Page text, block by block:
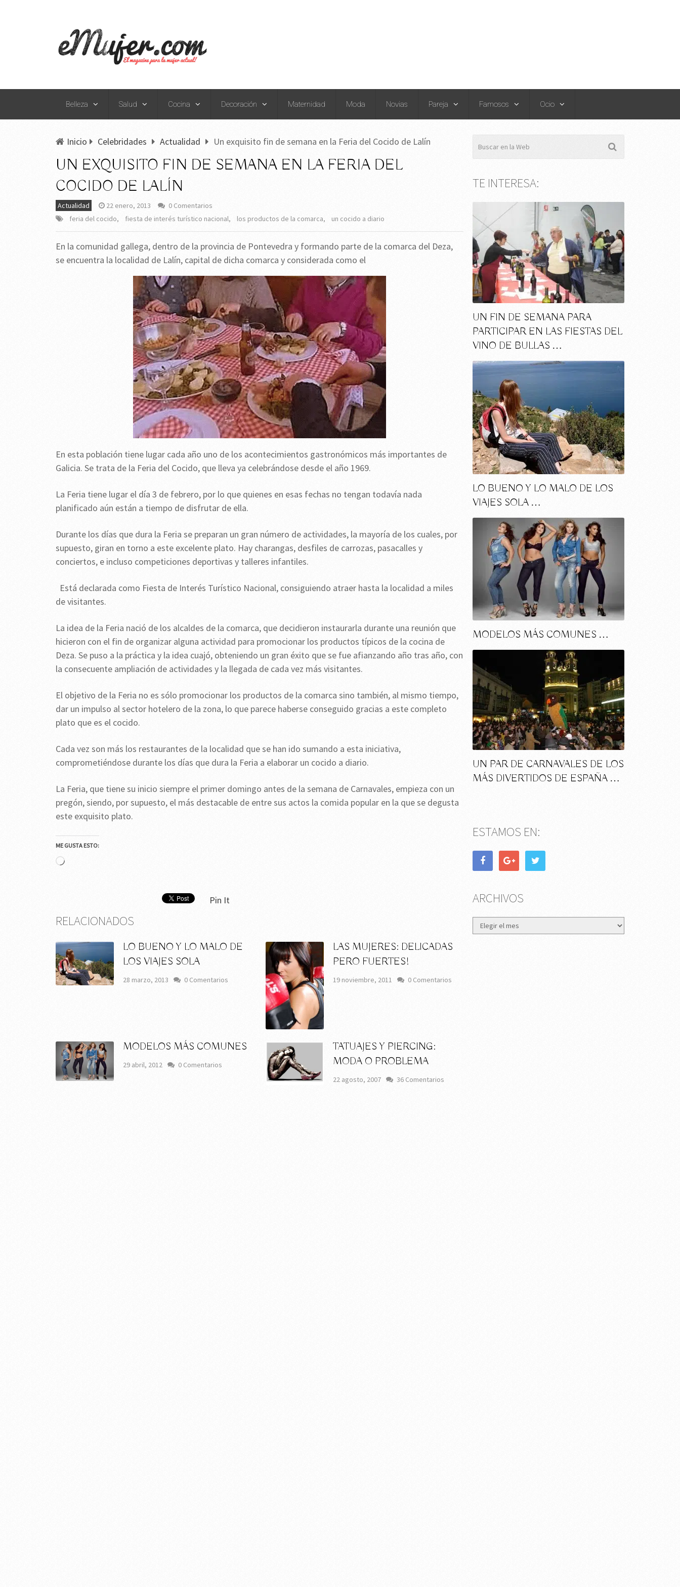
Belleza Salud Cocina Decoración Maternidad Moda Novias Pareja Famosos Ocio
Inicio Celebridades Actualidad Un exquisito fin de semana en la Feria del Cocido de Lalín
UN EXQUISITO FIN DE SEMANA EN LA FERIA DEL
COCIDO DE LALÍN
Actualidad 22 enero, 2013
0 Comentarios
feria del cocido, fiesta de interés turístico nacional, los productos de la comarca, un cocido a diario
En la comunidad gallega, dentro de la provincia de Pontevedra y formando parte de la comarca del Deza,
se encuentra la localidad de Lalín, capital de dicha comarca y considerada como el
En esta población tiene lugar cada año uno de los acontecimientos gastronómicos más importantes de
Galicia. Se trata de la Feria del Cocido, que lleva ya celebrándose desde el año 1969.
La Feria tiene lugar el día 3 de febrero, por lo que quienes en esas fechas no tengan todavía nada
planificado aún están a tiempo de disfrutar de ella.
Durante los días que dura la Feria se preparan un gran número de actividades, la mayoría de los cuales, por
supuesto, giran en torno a este excelente plato. Hay charangas, desfiles de carrozas, pasacalles y
conciertos, e incluso competiciones deportivas y talleres infantiles.
Está declarada como Fiesta de Interés Turístico Nacional, consiguiendo atraer hasta la localidad a miles
de visitantes.
La idea de la Feria nació de los alcaldes de la comarca, que decidieron instaurarla durante una reunión que
hicieron con el fin de organizar alguna actividad para promocionar los productos típicos de la cocina de
Deza. Se puso a la práctica y la idea cuajó, obteniendo un gran éxito que se fue afianzando año tras año, con
la consecuente ampliación de actividades y la llegada de cada vez más visitantes.
El objetivo de la Feria no es sólo promocionar los productos de la comarca sino también, al mismo tiempo,
dar un impulso al sector hotelero de la zona, lo que parece haberse conseguido gracias a este completo
plato que es el cocido.
Cada vez son más los restaurantes de la localidad que se han ido sumando a esta iniciativa,
comprometiéndose durante los días que dura la Feria a elaborar un cocido a diario.
La Feria, que tiene su inicio siempre el primer domingo antes de la semana de Carnavales, empieza con un
pregón, siendo, por supuesto, el más destacable de entre sus actos la comida popular en la que se degusta
este exquisito plato.
ME GUSTA ESTO:
Cargando...
Pin It
RELACIONADOS
LO BUENO Y LO MALO DE
LOS VIAJES SOLA
28 marzo, 2013 0 Comentarios
LAS MUJERES: DELICADAS
PERO FUERTES!
19 noviembre, 2011 0 Comentarios
MODELOS MÁS COMUNES
29 abril, 2012 0 Comentarios
TATUAJES Y PIERCING:
MODA O PROBLEMA
22 agosto, 2007 36 Comentarios
TE INTERESA:
UN FIN DE SEMANA PARA
PARTICIPAR EN LAS FIESTAS DEL
VINO DE BULLAS …
LO BUENO Y LO MALO DE LOS
VIAJES SOLA …
MODELOS MÁS COMUNES …
UN PAR DE CARNAVALES DE LOS
MÁS DIVERTIDOS DE ESPAÑA …
ESTAMOS EN:
ARCHIVOS
Archivos